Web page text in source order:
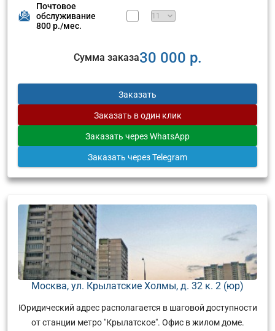
Почтовое
обслуживание
800 р./мес.
Сумма заказа30 000 р.
Заказать
Заказать в один клик
Заказать через WhatsApp
Заказать через Telegram
Москва, ул. Крылатские Холмы, д. 32 к. 2 (юр)
Юридический адрес располагается в шаговой доступности
от станции метро "Крылатское". Офис в жилом доме.